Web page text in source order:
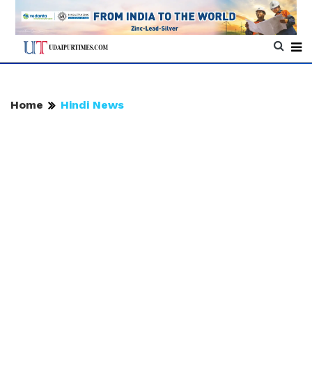
Home Hindi News